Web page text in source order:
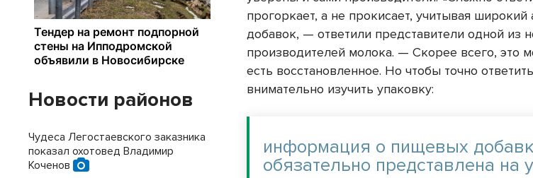
прогоркает, а не прокисает, учитывая
добавок, — ответили представители одной из
производителей молока. — Скорее всего, это
есть восстановленное. Но чтобы точно
внимательно изучить упаковку:
информация о пищевых
обязательно представлена на
Новости районов
Чудеса Легостаевского заказника
показал охотовед Владимир
Коченов